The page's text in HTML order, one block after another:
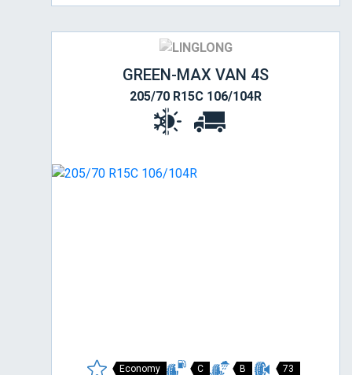
GREEN-MAX VAN 4S
205/70 R15C 106/104R
Economy C B 73